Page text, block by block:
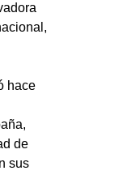
hace
de
sus